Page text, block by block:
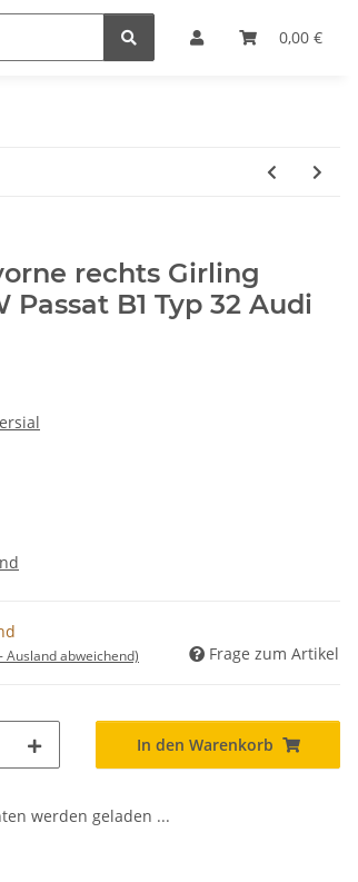
0,00 €
rechts Girling
Passat B1 Typ 32 Audi
Ausland abweichend) Frage zum Artikel
In den Warenkorb
werden geladen ...